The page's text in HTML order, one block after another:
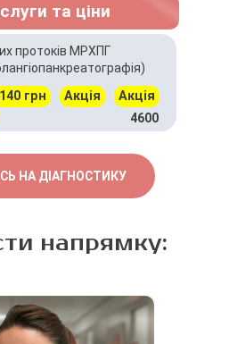
та ціни
протоків МРХПГ
грн Акція
Акція
4600
НА ДІАГНОСТИКУ
напрямку: